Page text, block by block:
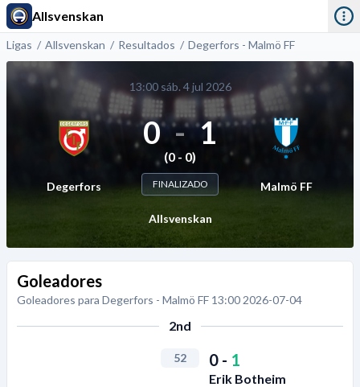
Allsvenskan
Ligas Allsvenskan Resultados Degerfors - Malmö FF
13:00 sáb. 4 jul 2026
Degerfors
0 - 1
(0 - 0)
FINALIZADO Malmö FF
Allsvenskan
Goleadores
Goleadores para Degerfors - Malmö FF 13:00 2026-07-04
2nd
52 0 - 1
Erik Botheim